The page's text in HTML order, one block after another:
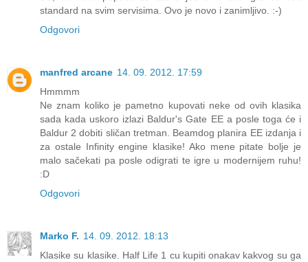
standard na svim servisima. Ovo je novo i zanimljivo. :-)
Odgovori
manfred arcane 14. 09. 2012. 17:59
Hmmmm
Ne znam koliko je pametno kupovati neke od ovih klasika
sada kada uskoro izlazi Baldur's Gate EE a posle toga će i
Baldur 2 dobiti sličan tretman. Beamdog planira EE izdanja i
za ostale Infinity engine klasike! Ako mene pitate bolje je
malo sačekati pa posle odigrati te igre u modernijem ruhu!
:D
Odgovori
Marko F. 14. 09. 2012. 18:13
Klasike su klasike. Half Life 1 cu kupiti onakav kakvog su ga